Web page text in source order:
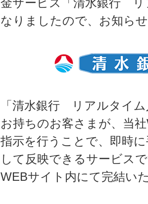
金サービス「清水銀行 リ
なりましたので、お知ら
「清水銀行 リアルタイ
お持ちのお客さまが、当
指示を行うことで、即時
して反映できるサービス
WEBサイト内にて完結い